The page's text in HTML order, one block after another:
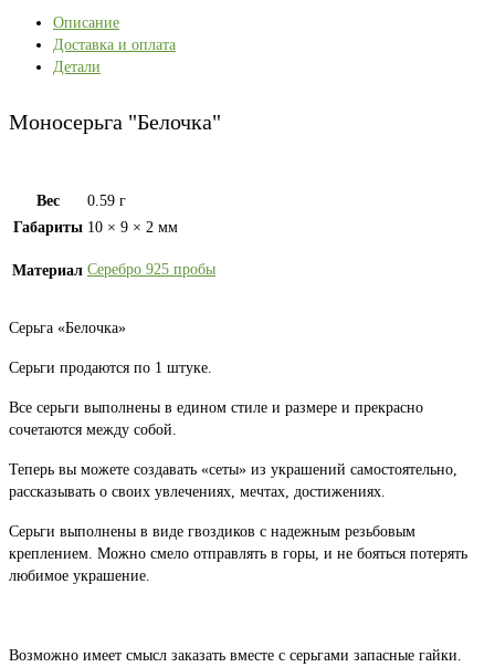
Описание
Доставка и оплата
Детали
Моносерьга "Белочка"
Вес
0.59 г
Габариты 10 × 9 × 2 мм
Материал Серебро 925 пробы
Серьга «Белочка»
Серьги продаются по 1 штуке.
Все серьги выполнены в едином стиле и размере и прекрасно
сочетаются между собой.
Теперь вы можете создавать «сеты» из украшений самостоятельно,
рассказывать о своих увлечениях, мечтах, достижениях.
Серьги выполнены в виде гвоздиков с надежным резьбовым
креплением. Можно смело отправлять в горы, и не бояться потерять
любимое украшение.
Возможно имеет смысл заказать вместе с серьгами запасные гайки.